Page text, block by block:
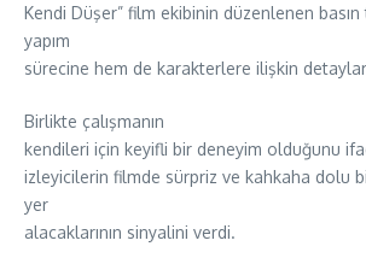
Kendi Düşer” film ekibinin düzenlenen basın
yapım
sürecine hem de karakterlere ilişkin detaylar
Birlikte çalışmanın
kendileri için keyifli bir deneyim olduğunu
izleyicilerin filmde sürpriz ve kahkaha dolu
alacaklarının sinyalini verdi.